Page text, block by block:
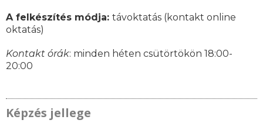
A felkészítés módja: távoktatás (kontakt online
oktatás)
Kontakt órák: minden héten csütörtökön 18:00-
20:00
Képzés jellege